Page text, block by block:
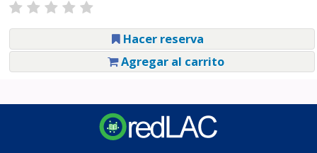
Hacer reserva
Agregar al carrito